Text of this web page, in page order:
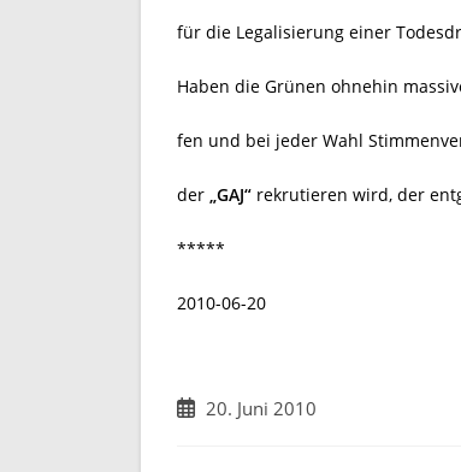
für die Legalisierung einer
Haben die Grünen ohnehin
fen und bei jeder Wahl
der „GAJ“ rekrutieren wird, der
*****
2010-06-20
Beitrag20. Juni 2010